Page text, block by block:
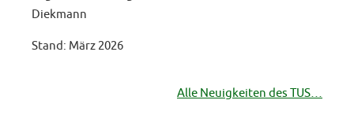
Diekmann
Stand: März 2026
Alle Neuigkeiten des TUS…